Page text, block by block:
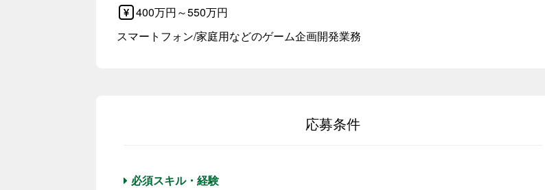
400万円～550万円
スマートフォン/家庭用などのゲーム企画開発業務
応募条件
必須スキル・経験